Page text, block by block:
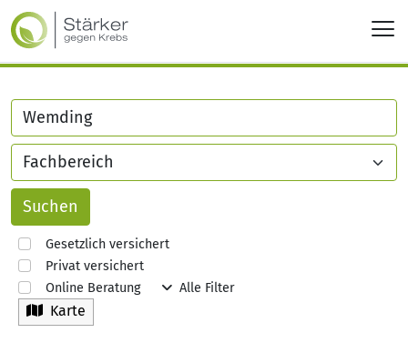
Gesetzlich versichert
Privat versichert
Online Beratung
Alle Filter
Karte